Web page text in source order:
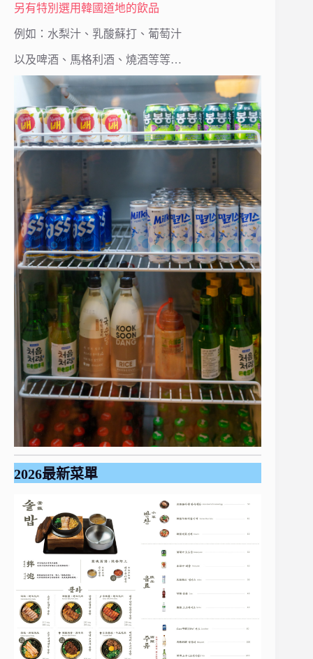
另有特別選用韓國道地的飲品
例如：水梨汁、乳酸蘇打、葡萄汁
以及啤酒、馬格利酒、燒酒等等…
2026最新菜單